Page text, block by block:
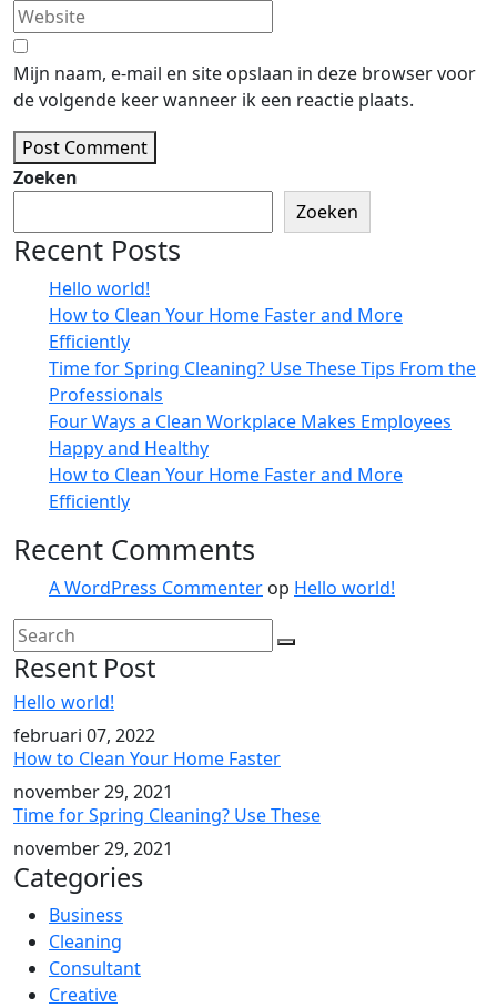
Mijn naam, e-mail en site opslaan in deze browser voor
de volgende keer wanneer ik een reactie plaats.
Post Comment
Zoeken
Zoeken
Recent Posts
Hello world!
How to Clean Your Home Faster and More
Efficiently
Time for Spring Cleaning? Use These Tips From the
Professionals
Four Ways a Clean Workplace Makes Employees
Happy and Healthy
How to Clean Your Home Faster and More
Efficiently
Recent Comments
A WordPress Commenter op Hello world!
Resent Post
Hello world!
februari 07, 2022
How to Clean Your Home Faster
november 29, 2021
Time for Spring Cleaning? Use These
november 29, 2021
Categories
Business
Cleaning
Consultant
Creative